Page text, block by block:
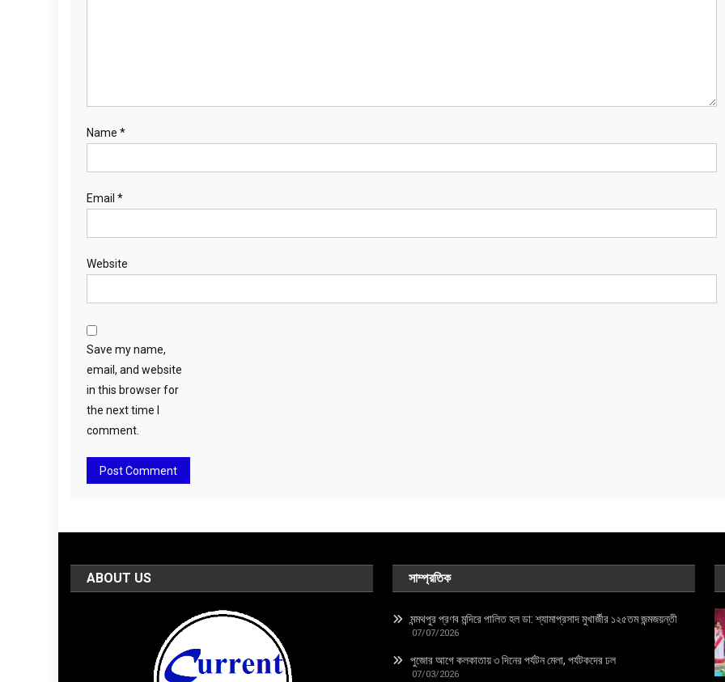
Name *
Email *
Website
Save my name,
email, and website
in this browser for
the next time I
comment.
ABOUT US সাম্প্রতিক
মন্মথপুর প্রণব মন্দিরে পালিত হল ডা: শ্যামাপ্রসাদ মুখার্জীর ১২৫তম জন্মজয়ন্তী
07/07/2026
পুজোর আগে কলকাতায় ৩ দিনের পর্যটন মেলা, পর্যটকদের ঢল
07/03/2026